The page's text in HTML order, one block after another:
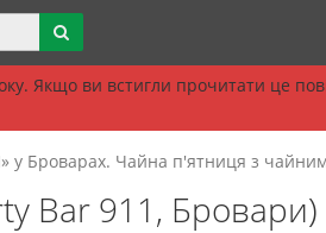
Якщо ви встигли прочитати це
у Броварах. Чайна п'ятниця з
Bar 911,